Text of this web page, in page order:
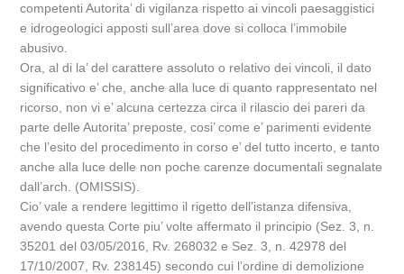
competenti Autorita’ di vigilanza rispetto ai vincoli paesaggistici
e idrogeologici apposti sull’area dove si colloca l’immobile
abusivo.
Ora, al di la’ del carattere assoluto o relativo dei vincoli, il dato
significativo e’ che, anche alla luce di quanto rappresentato nel
ricorso, non vi e’ alcuna certezza circa il rilascio dei pareri da
parte delle Autorita’ preposte, cosi’ come e’ parimenti evidente
che l’esito del procedimento in corso e’ del tutto incerto, e tanto
anche alla luce delle non poche carenze documentali segnalate
dall’arch. (OMISSIS).
Cio’ vale a rendere legittimo il rigetto dell’istanza difensiva,
avendo questa Corte piu’ volte affermato il principio (Sez. 3, n.
35201 del 03/05/2016, Rv. 268032 e Sez. 3, n. 42978 del
17/10/2007, Rv. 238145) secondo cui l’ordine di demolizione